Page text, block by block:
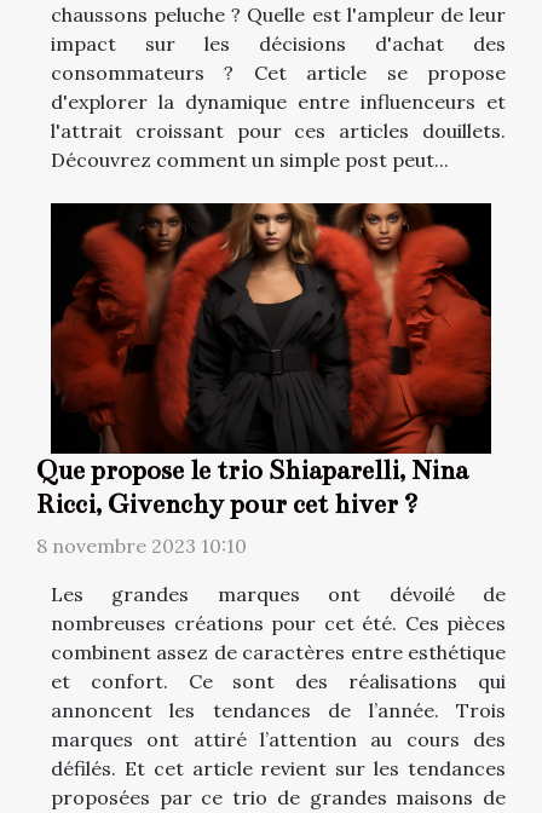
chaussons peluche ? Quelle est l'ampleur de leur
impact sur les décisions d'achat des
consommateurs ? Cet article se propose
d'explorer la dynamique entre influenceurs et
l'attrait croissant pour ces articles douillets.
Découvrez comment un simple post peut...
Que propose le trio Shiaparelli, Nina
Ricci, Givenchy pour cet hiver ?
8 novembre 2023 10:10
Les grandes marques ont dévoilé de
nombreuses créations pour cet été. Ces pièces
combinent assez de caractères entre esthétique
et confort. Ce sont des réalisations qui
annoncent les tendances de l’année. Trois
marques ont attiré l’attention au cours des
défilés. Et cet article revient sur les tendances
proposées par ce trio de grandes maisons de